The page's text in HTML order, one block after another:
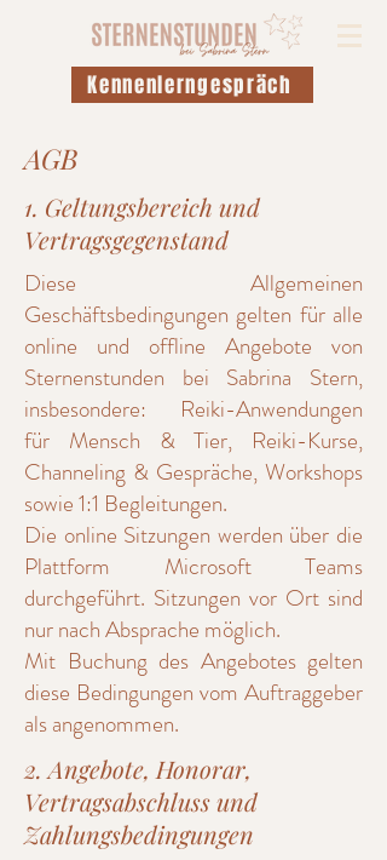
Kennenlerngespräch
AGB
1. Geltungsbereich und
Vertragsgegenstand
Diese Allgemeinen
Geschäftsbedingungen gelten für alle
online und offline Angebote von
Sternenstunden bei Sabrina Stern,
insbesondere: Reiki-Anwendungen
für Mensch & Tier, Reiki-Kurse,
Channeling & Gespräche, Workshops
sowie 1:1 Begleitungen.
Die online Sitzungen werden über die
Plattform Microsoft Teams
durchgeführt. Sitzungen vor Ort sind
nur nach Absprache möglich.
Mit Buchung des Angebotes gelten
diese Bedingungen vom Auftraggeber
als angenommen.
2. Angebote, Honorar,
Vertragsabschluss und
Zahlungsbedingungen